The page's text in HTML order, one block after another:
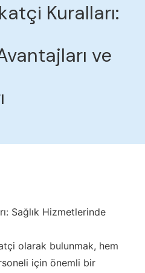
Kuralları:
ve
Sağlık Hizmetlerinde
olarak bulunmak, hem
için önemli bir